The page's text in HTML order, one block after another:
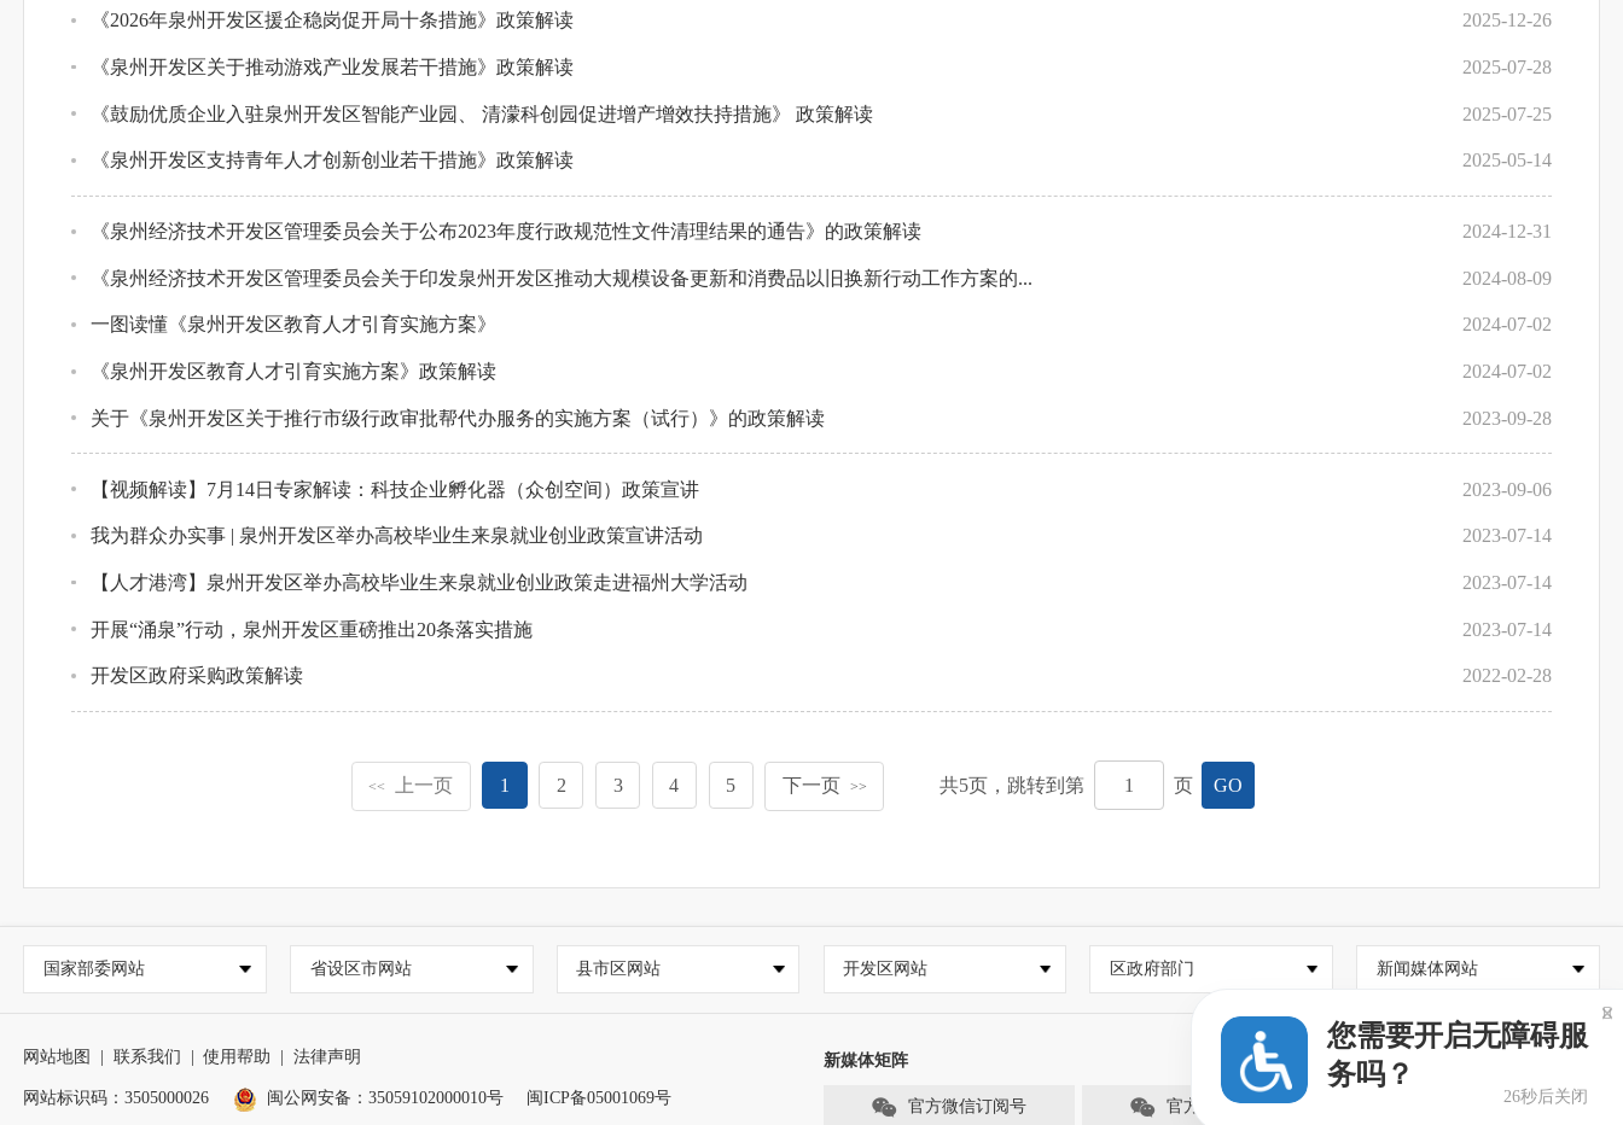
《2026年泉州开发区援企稳岗促开局十条措施》政策解读 2025-12-26
《泉州开发区关于推动游戏产业发展若干措施》政策解读 2025-07-28
《鼓励优质企业入驻泉州开发区智能产业园、 清濛科创园促进增产增效扶持措施》 政策解读 2025-07-25
《泉州开发区支持青年人才创新创业若干措施》政策解读 2025-05-14
《泉州经济技术开发区管理委员会关于公布2023年度行政规范性文件清理结果的通告》的政策解读 2024-12-31
《泉州经济技术开发区管理委员会关于印发泉州开发区推动大规模设备更新和消费品以旧换新行动工作方案的... 2024-08-09
一图读懂《泉州开发区教育人才引育实施方案》 2024-07-02
《泉州开发区教育人才引育实施方案》政策解读 2024-07-02
关于《泉州开发区关于推行市级行政审批帮代办服务的实施方案（试行）》的政策解读 2023-09-28
【视频解读】7月14日专家解读：科技企业孵化器（众创空间）政策宣讲 2023-09-06
我为群众办实事 | 泉州开发区举办高校毕业生来泉就业创业政策宣讲活动 2023-07-14
【人才港湾】泉州开发区举办高校毕业生来泉就业创业政策走进福州大学活动 2023-07-14
开展“涌泉”行动，泉州开发区重磅推出20条落实措施 2023-07-14
开发区政府采购政策解读 2022-02-28
<< 上一页 1 2 3 4 5 下一页 >> 共5页，跳转到第 页 GO
国家部委网站 省设区市网站 县市区网站 开发区网站 区政府部门 新闻媒体网站
网站地图 联系我们 使用帮助 法律声明
网站标识码：3505000026 闽公网安备：35059102000010号 闽ICP备05001069号
新媒体矩阵
官方微信订阅号 官方微信服务号
您需要开启无障碍服
务吗？
26秒后关闭
